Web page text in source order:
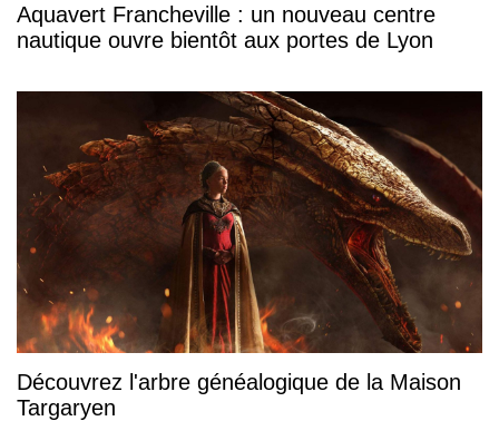
Aquavert Francheville : un nouveau centre
nautique ouvre bientôt aux portes de Lyon
Découvrez l'arbre généalogique de la Maison
Targaryen